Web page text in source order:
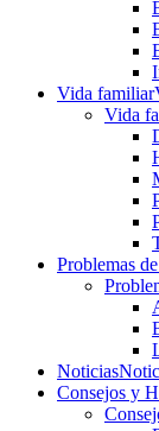
Vida familiar
Vida
Problemas
Noticias
Consejos y